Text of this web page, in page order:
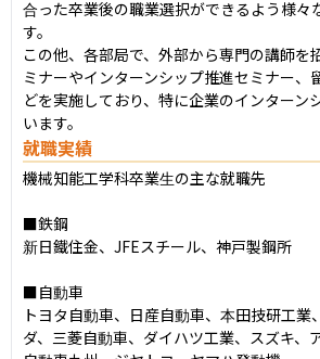
合った卒業後の職業選択ができるよう様々
す。
この他、各部局で、外部から専門の講師を
ミナーやインターンシップ推進セミナー、
どを実施しており、特に企業のインターン
います。
就職実績
機械知能工学科卒業生の主な就職先
■鉄鋼
新日鐵住金、JFEスチール、神戸製鋼所
■自動車
トヨタ自動車、日産自動車、本田技研工業
ダ、三菱自動車、ダイハツ工業、スズキ、